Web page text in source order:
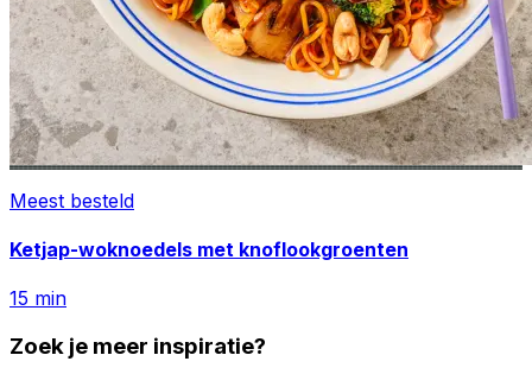
Meest besteld
Ketjap-woknoedels met knoflookgroenten
15 min
Zoek je meer inspiratie?